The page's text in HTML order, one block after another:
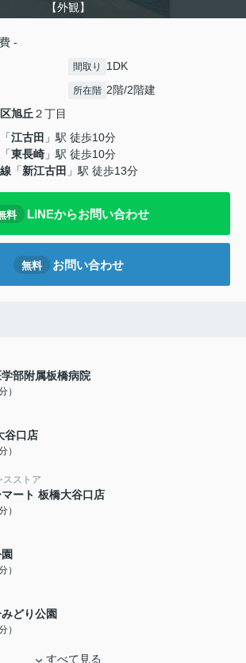
【外観】
-
間取り 1DK
所在階 2階/2階建
旭丘２丁目
「江古田 」駅 徒歩10分
「東長崎 」駅 徒歩10分
「新江古田 」駅 徒歩13分
料 LINEからお問い合わせ
無料 お問い合わせ
部附属板橋病院
）
谷口店
）
スストア
ート 板橋大谷口店
）
）
どり公園
）
すべて見る